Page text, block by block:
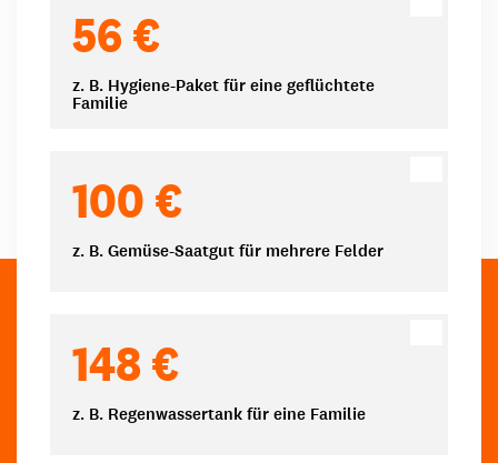
56 €
z. B. Hygiene-Paket für eine geflüchtete
Familie
100 €
z. B. Gemüse-Saatgut für mehrere Felder
148 €
z. B. Regenwassertank für eine Familie